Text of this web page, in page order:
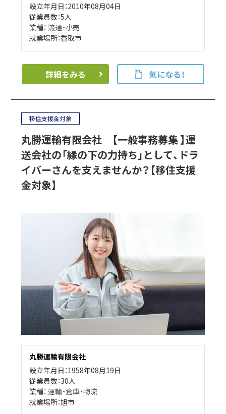
設立年月日：2010年08月04日
従業員数：5人
業種：流通・小売
就業場所：香取市
詳細をみる 気になる！
移住支援金対象
丸勝運輸有限会社 【一般事務募集 】運
送会社の「縁の下の力持ち」として、ドラ
イバーさんを支えませんか？【移住支援
金対象】
丸勝運輸有限会社
設立年月日：1958年08月19日
従業員数：30人
業種：運輸・倉庫・物流
就業場所：旭市